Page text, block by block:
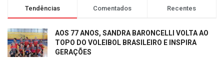
Tendências Comentados Recentes
AOS 77 ANOS, SANDRA BARONCELLI VOLTA AO
TOPO DO VOLEIBOL BRASILEIRO E INSPIRA
GERAÇÕES